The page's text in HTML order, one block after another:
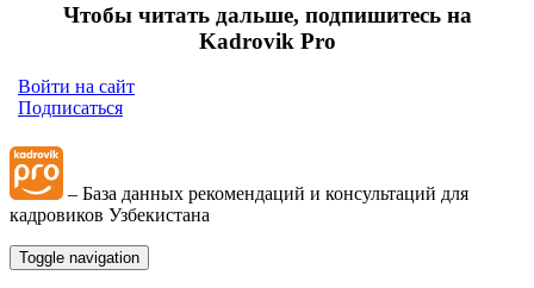
Чтобы читать дальше, подпишитесь на
Kadrovik Pro
Войти на сайт
Подписаться
– База данных рекомендаций и консультаций для
кадровиков Узбекистана
Toggle navigation